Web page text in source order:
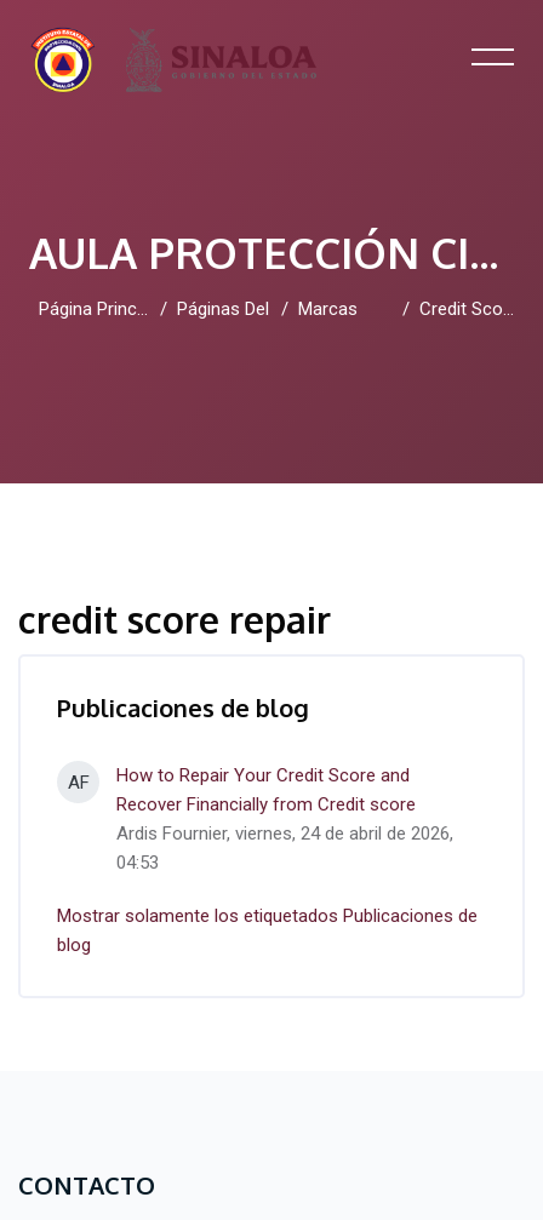
AULA PROTECCIÓN CIVIL SINALOA
Página Principal Páginas Del SitioMarcas Credit Score Repair
credit score repair
Publicaciones de blog
AF
How to Repair Your Credit Score and
Recover Financially from Credit score
Ardis Fournier, viernes, 24 de abril de 2026,
04:53
Mostrar solamente los etiquetados Publicaciones de
blog
CONTACTO